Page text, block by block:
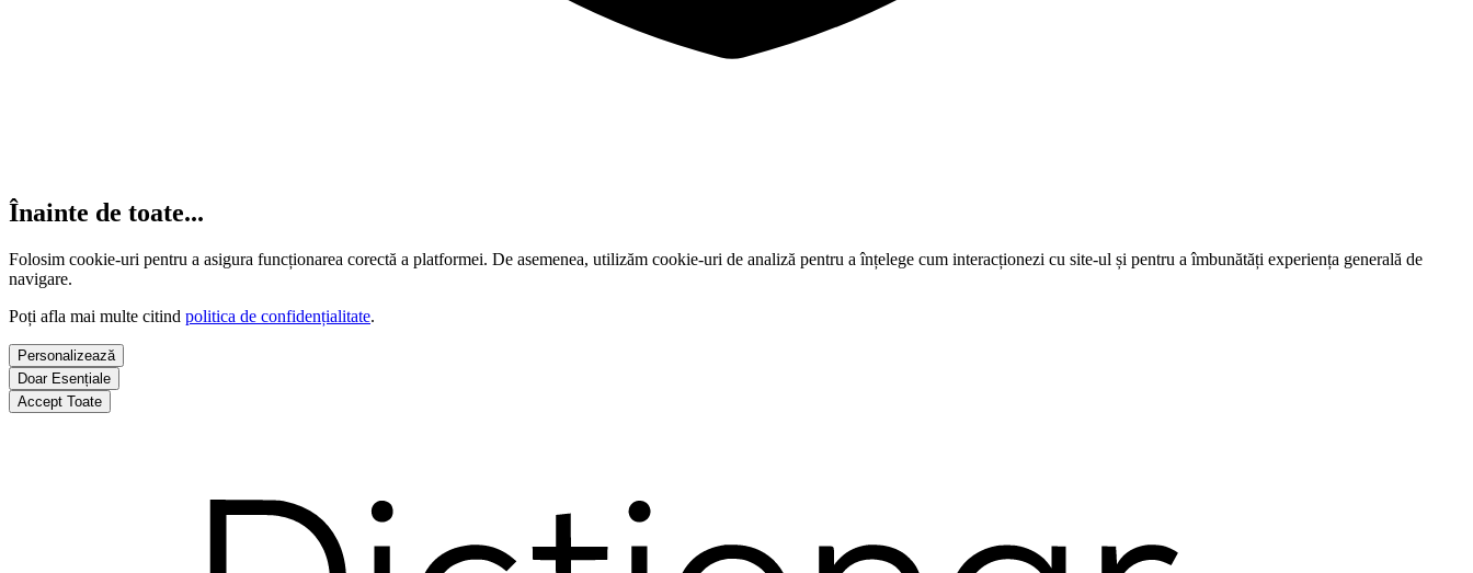
Înainte de toate...
Folosim cookie-uri pentru a asigura funcționarea corectă a platformei. De asemenea, utilizăm cookie-uri de analiză pentru a înțelege cum interacționezi cu site-ul și pentru a îmbunătăți experiența generală de
navigare.
Poți afla mai multe citind politica de confidențialitate.
Personalizează
Doar Esențiale
Accept Toate